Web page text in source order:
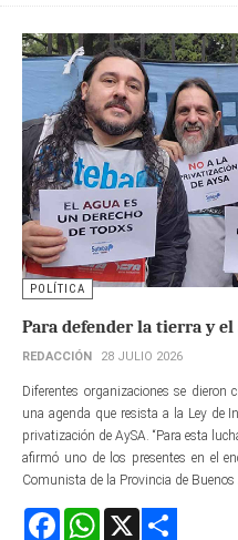
POLÍTICA
Para defender la tierra y el
REDACCIÓN 28 JULIO 2026
Diferentes organizaciones se
una agenda que resista a la Ley de
privatización de AySA. “Para esta
afirmó uno de los presentes en el
Comunista de la Provincia de Buenos
FacebookWhatsApp